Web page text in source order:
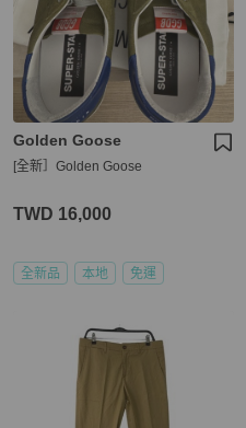
Golden Goose
[全新］Golden Goose
TWD 16,000
全新品 本地 免運